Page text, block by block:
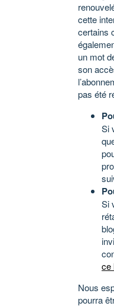
cette
certains
un mot
son
pas été
Si
Si
ce
Nous
pourra